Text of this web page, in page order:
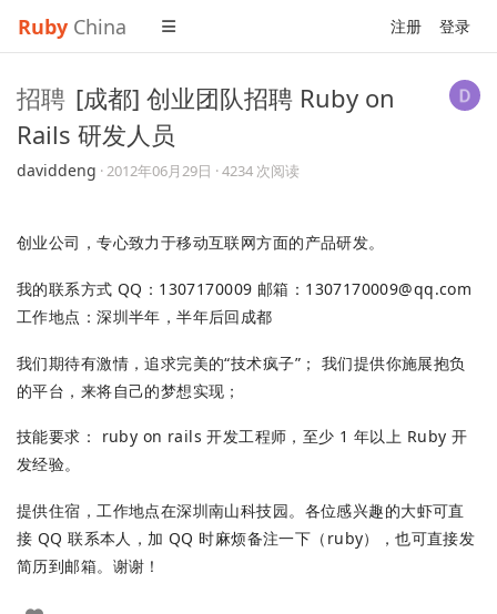
Ruby China 注册 登录
招聘 [成都] 创业团队招聘 Ruby on
Rails 研发人员
daviddeng ·2012年06月29日 · 4234 次阅读
创业公司，专心致力于移动互联网方面的产品研发。
我的联系方式 QQ：1307170009 邮箱： 1307170009@qq.com
工作地点：深圳半年，半年后回成都
我们期待有激情，追求完美的“技术疯子”； 我们提供你施展抱负
的平台，来将自己的梦想实现；
技能要求： ruby on rails 开发工程师，至少 1 年以上 Ruby 开
发经验。
提供住宿，工作地点在深圳南山科技园。各位感兴趣的大虾可直
接 QQ 联系本人，加 QQ 时麻烦备注一下（ruby），也可直接发
简历到邮箱。谢谢！